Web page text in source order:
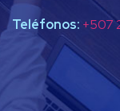
Teléfonos: +507